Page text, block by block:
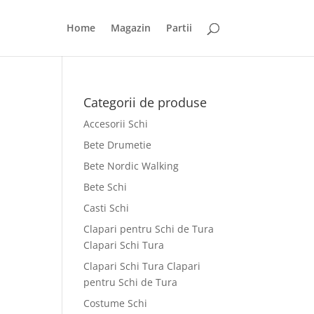
Home Magazin Partii
Categorii de produse
Accesorii Schi
Bete Drumetie
Bete Nordic Walking
Bete Schi
Casti Schi
Clapari pentru Schi de Tura
Clapari Schi Tura
Clapari Schi Tura Clapari
pentru Schi de Tura
Costume Schi